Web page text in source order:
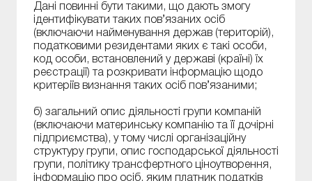
Дані повинні бути такими, що дають змогу
ідентифікувати таких пов’язаних осіб
(включаючи найменування держав (територій),
податковими резидентами яких є такі особи,
код особи, встановлений у державі (країні) їх
реєстрації) та розкривати інформацію щодо
критеріїв визнання таких осіб пов’язаними;
б) загальний опис діяльності групи компаній
(включаючи материнську компанію та її дочірні
підприємства), у тому числі організаційну
структуру групи, опис господарської діяльності
групи, політику трансфертного ціноутворення,
інформацію про осіб, яким платник податків